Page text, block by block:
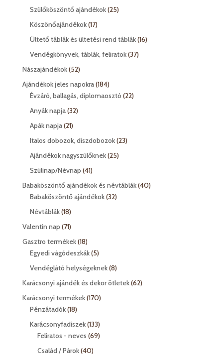
Szülőköszöntő ajándékok 2525
Köszönőajándékok 1717
termék
Ültető táblák és ültetési rend táblák 1616
Vendégkönyvek, táblák, feliratok 3737
Nászajándékok 5252
termék
Ajándékok jeles napokra 184184
termék
Évzáró, ballagás, diplomaosztó 2222
Anyák napja 3232
Apák napja 2121
termék
Italos dobozok, díszdobozok 2323
Ajándékok nagyszülőknek 2525
Szülinap/Névnap 4141
termék
Babaköszöntő ajándékok és névtáblák 4040
Babaköszöntő ajándékok 3232
Névtáblák 1818
termék
Valentin nap 7171
termék
Gasztro termékek 1818
termék
Egyedi vágódeszkák 55
termék
Vendéglátó helységeknek 88
termék
Karácsonyi ajándék és dekor ötletek 6262
Karácsonyi termékek 170170
Pénzátadók 1818
termék
Karácsonyfadíszek 133133
termék
Feliratos - neves 6969
Család / Párok 4040